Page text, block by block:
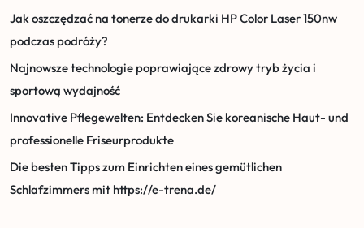
Jak oszczędzać na tonerze do drukarki HP Color Laser 150nw
podczas podróży?
Najnowsze technologie poprawiające zdrowy tryb życia i
sportową wydajność
Innovative Pflegewelten: Entdecken Sie koreanische Haut- und
professionelle Friseurprodukte
Die besten Tipps zum Einrichten eines gemütlichen
Schlafzimmers mit https://e-trena.de/